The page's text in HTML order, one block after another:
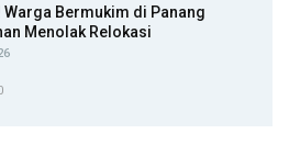
Warga Bermukim di Panang
Menolak Relokasi